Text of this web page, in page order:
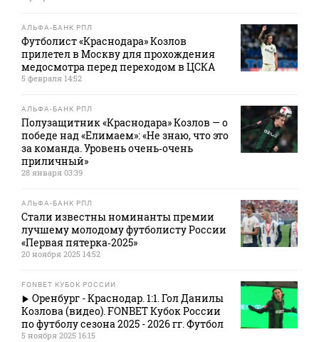
АЛЬФА-БАНК РПЛ
Футболист «Краснодара» Козлов
прилетел в Москву для прохождения
медосмотра перед переходом в ЦСКА
5 февраля 14:52
АЛЬФА-БАНК РПЛ
Полузащитник «Краснодара» Козлов — о
победе над «Елимаем»: «Не знаю, что это
за команда. Уровень очень‑очень
приличный»
28 января 03:39
АЛЬФА-БАНК РПЛ
Стали известны номинанты премии
лучшему молодому футболисту России
«Первая пятерка‑2025»
20 ноября 2025 14:52
FONBET КУБОК РОССИИ
Оренбург - Краснодар. 1:1. Гол Данилы
Козлова (видео). FONBET Кубок России
по футболу сезона 2025 - 2026 гг. Футбол
5 ноября 2025 16:15